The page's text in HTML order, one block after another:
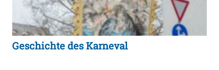
Geschichte des Karneval